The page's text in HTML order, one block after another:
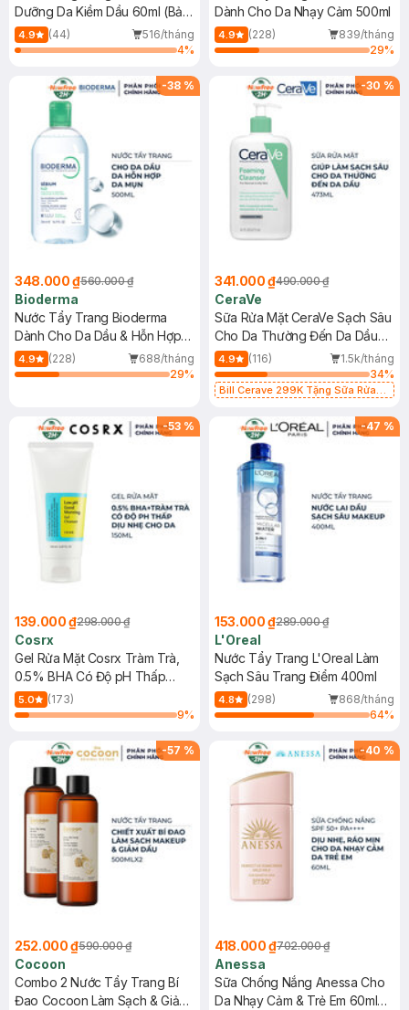
Dưỡng Da Kiềm Dầu 60ml (Bản
Mới)
4.9 (44)
516/tháng
4%
Dành Cho Da Nhạy Cảm 500ml
4.9 (228)
839/tháng
29%
-38 %
348.000 ₫560.000 ₫
Bioderma
Nước Tẩy Trang Bioderma
Dành Cho Da Dầu & Hỗn Hợp
500ml
4.9 (228)
688/tháng
29%
-30 %
341.000 ₫490.000 ₫
CeraVe
Sữa Rửa Mặt CeraVe Sạch Sâu
Cho Da Thường Đến Da Dầu
473ml
4.9 (116)
1.5k/tháng
34%
Bill Cerave 299K Tặng Sữa Rửa
-53 %
139.000 ₫298.000 ₫
Cosrx
Gel Rửa Mặt Cosrx Tràm Trà,
0.5% BHA Có Độ pH Thấp
150ml
5.0
(173)
9%
-47 %
153.000 ₫289.000 ₫
L'Oreal
Nước Tẩy Trang L'Oreal Làm
Sạch Sâu Trang Điểm 400ml
4.8 (298)
868/tháng
64%
-57 %
252.000 ₫590.000 ₫
Cocoon
Combo 2 Nước Tẩy Trang Bí
Đao Cocoon Làm Sạch & Giảm
-40 %
418.000 ₫702.000 ₫
Anessa
Sữa Chống Nắng Anessa Cho
Da Nhạy Cảm & Trẻ Em 60ml